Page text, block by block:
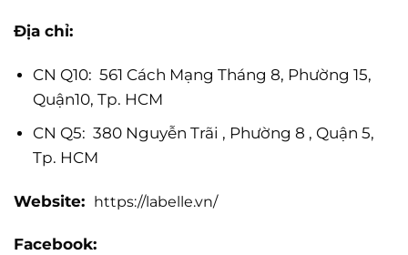
Địa chỉ:
CN Q10: 561 Cách Mạng Tháng 8, Phường 15,
Quận10, Tp. HCM
CN Q5: 380 Nguyễn Trãi , Phường 8 , Quận 5,
Tp. HCM
Website: https://labelle.vn/
Facebook: